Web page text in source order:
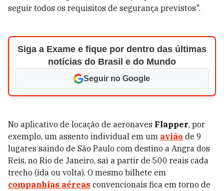
seguir todos os requisitos de segurança previstos".
Siga a Exame e fique por dentro das últimas
notícias do Brasil e do Mundo
Seguir no Google
No aplicativo de locação de aeronaves Flapper, por
exemplo, um assento individual em um avião de 9
lugares saindo de São Paulo com destino a Angra dos
Reis, no Rio de Janeiro, sai a partir de 500 reais cada
trecho (ida ou volta). O mesmo bilhete em
companhias aéreas convencionais fica em torno de